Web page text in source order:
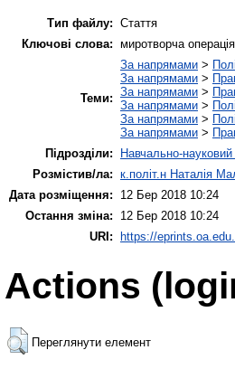
Тип файлу: Стаття
Ключові слова: миротворча
Теми:
За напрямами >
За напрямами >
За напрямами >
За напрямами >
За напрямами >
За напрямами >
Підрозділи:
Навчально-науковий
Розмістив/ла: к.політ.н Наталія
Дата розміщення:
12 Бер 2018 10:24
Остання зміна:
12 Бер 2018 10:24
URI: https://
Actions
Переглянути елемент